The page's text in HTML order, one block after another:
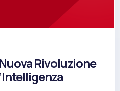
Rivoluzione